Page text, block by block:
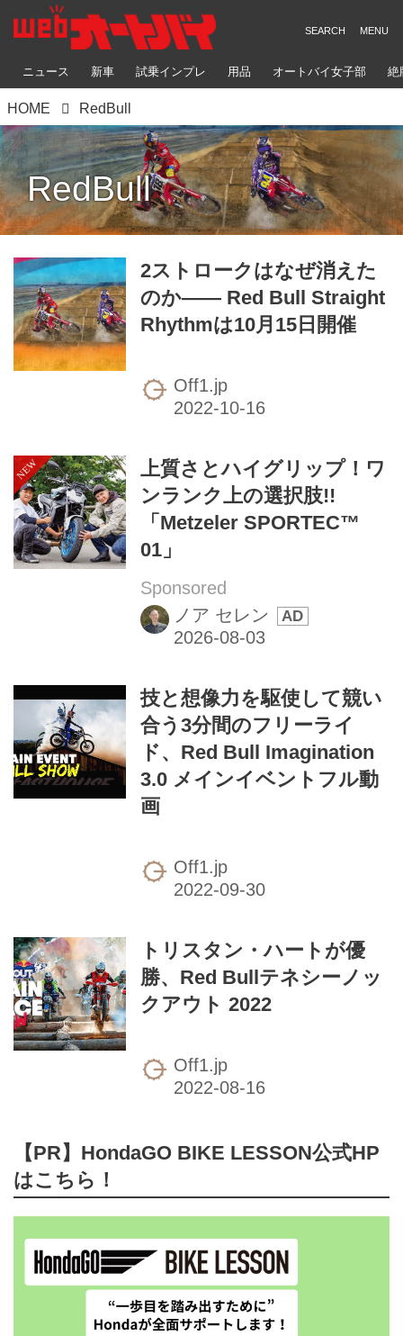
ニュース 新車 試乗インプレ 用品 オートバイ女子部 絶
HOME RedBull
RedBull
2ストロークはなぜ消えた
のか―― Red Bull Straight
Rhythmは10月15日開催
Off1.jp
上質さとハイグリップ！ワ
ンランク上の選択肢!!
「Metzeler SPORTEC™
01」
Sponsored
ノア セレン
技と想像力を駆使して競い
合う3分間のフリーライ
ド、Red Bull Imagination
3.0 メインイベントフル動
画
Off1.jp
トリスタン・ハートが優
勝、Red Bullテネシーノッ
クアウト 2022
Off1.jp
【PR】HondaGO BIKE LESSON公式HP
はこちら！